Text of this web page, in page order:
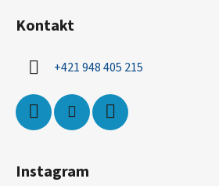
Kontakt
+421 948 405 215
Instagram